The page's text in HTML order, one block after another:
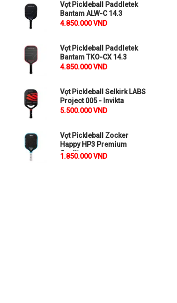
Vợt Pickleball Paddletek
Bantam ALW-C 14.3
4.850.000 VND
Vợt Pickleball Paddletek
Bantam TKO-CX 14.3
4.850.000 VND
Vợt Pickleball Selkirk LABS
Project 005 - Invikta
5.500.000 VND
Vợt Pickleball Zocker
Happy HP3 Premium
Quality
1.850.000 VND